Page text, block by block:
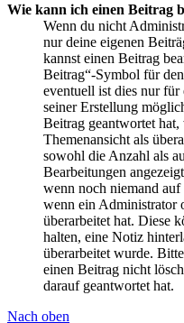
Wie kann ich einen Beitrag
Wenn du nicht
nur deine eigenen
kannst einen Beitrag
Beitrag“-Symbol für
eventuell ist dies nur für
seiner Erstellung
Beitrag geantwortet
Themenansicht als
sowohl die Anzahl als
Bearbeitungen
wenn noch niemand
wenn ein Administrator
überarbeitet hat. Diese
halten, eine Notiz
überarbeitet wurde.
einen Beitrag nicht
darauf geantwortet hat.
Nach oben